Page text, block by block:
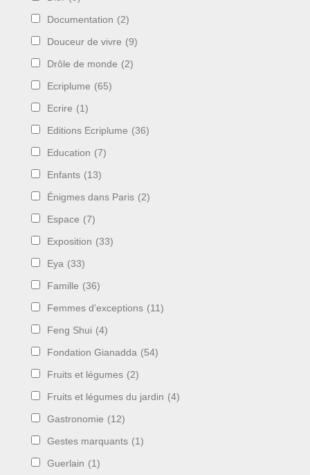
Documentation (2)
Douceur de vivre (9)
Drôle de monde (2)
Ecriplume (65)
Ecrire (1)
Editions Ecriplume (36)
Education (7)
Enfants (13)
Énigmes dans Paris (2)
Espace (7)
Exposition (33)
Eya (33)
Famille (36)
Femmes d'exceptions (11)
Feng Shui (4)
Fondation Gianadda (54)
Fruits et légumes (2)
Fruits et légumes du jardin (4)
Gastronomie (12)
Gestes marquants (1)
Guerlain (1)